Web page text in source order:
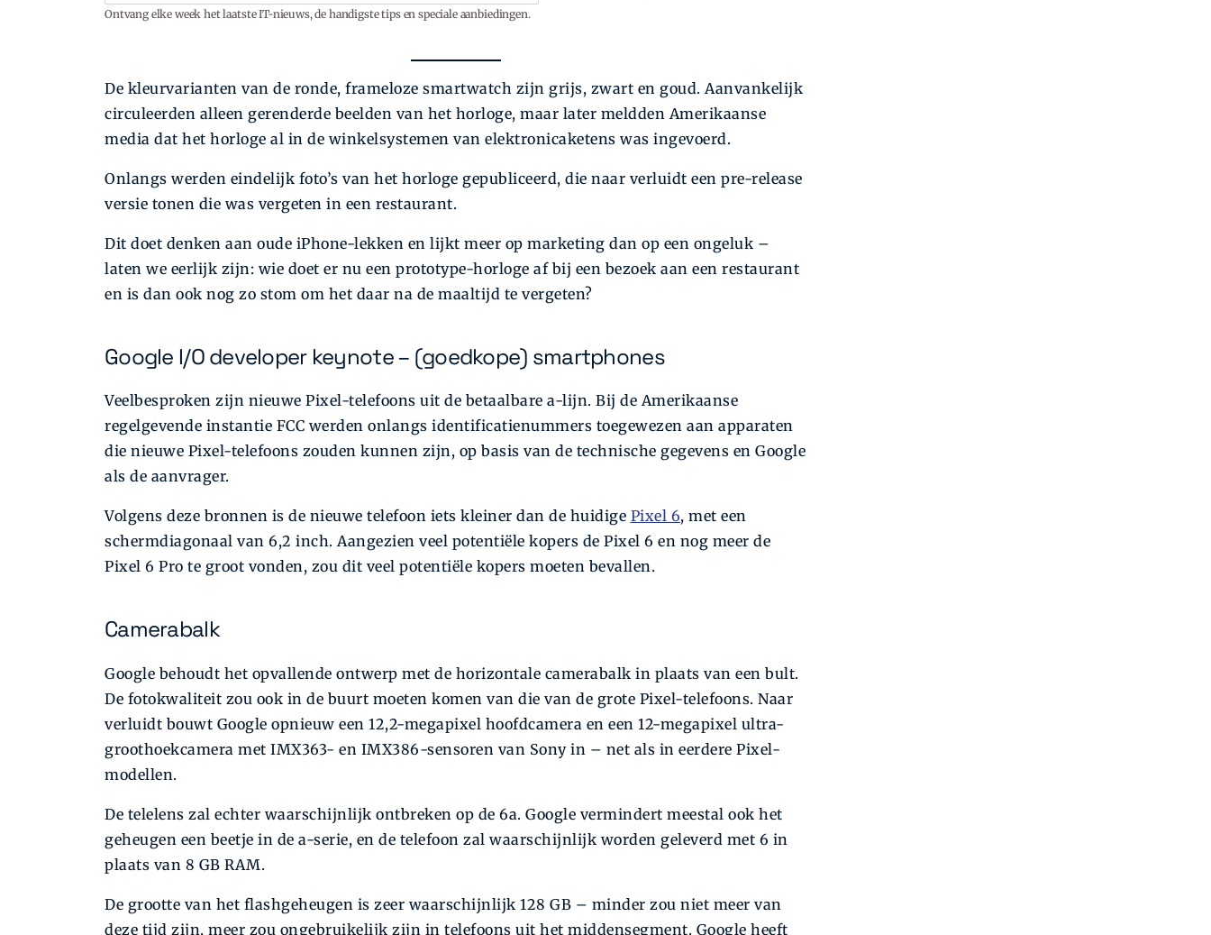
Ontvang elke week het laatste IT-nieuws, de handigste tips en speciale aanbiedingen.
De kleurvarianten van de ronde, frameloze smartwatch zijn grijs, zwart en goud. Aanvankelijk
circuleerden alleen gerenderde beelden van het horloge, maar later meldden Amerikaanse
media dat het horloge al in de winkelsystemen van elektronicaketens was ingevoerd.
Onlangs werden eindelijk foto’s van het horloge gepubliceerd, die naar verluidt een pre-release
versie tonen die was vergeten in een restaurant.
Dit doet denken aan oude iPhone-lekken en lijkt meer op marketing dan op een ongeluk –
laten we eerlijk zijn: wie doet er nu een prototype-horloge af bij een bezoek aan een restaurant
en is dan ook nog zo stom om het daar na de maaltijd te vergeten?
Google I/O developer keynote – (goedkope) smartphones
Veelbesproken zijn nieuwe Pixel-telefoons uit de betaalbare a-lijn. Bij de Amerikaanse
regelgevende instantie FCC werden onlangs identificatienummers toegewezen aan apparaten
die nieuwe Pixel-telefoons zouden kunnen zijn, op basis van de technische gegevens en Google
als de aanvrager.
Volgens deze bronnen is de nieuwe telefoon iets kleiner dan de huidige Pixel 6, met een
schermdiagonaal van 6,2 inch. Aangezien veel potentiële kopers de Pixel 6 en nog meer de
Pixel 6 Pro te groot vonden, zou dit veel potentiële kopers moeten bevallen.
Camerabalk
Google behoudt het opvallende ontwerp met de horizontale camerabalk in plaats van een bult.
De fotokwaliteit zou ook in de buurt moeten komen van die van de grote Pixel-telefoons. Naar
verluidt bouwt Google opnieuw een 12,2-megapixel hoofdcamera en een 12-megapixel ultra-
groothoekcamera met IMX363- en IMX386-sensoren van Sony in – net als in eerdere Pixel-
modellen.
De telelens zal echter waarschijnlijk ontbreken op de 6a. Google vermindert meestal ook het
geheugen een beetje in de a-serie, en de telefoon zal waarschijnlijk worden geleverd met 6 in
plaats van 8 GB RAM.
De grootte van het flashgeheugen is zeer waarschijnlijk 128 GB – minder zou niet meer van
deze tijd zijn, meer zou ongebruikelijk zijn in telefoons uit het middensegment. Google heeft